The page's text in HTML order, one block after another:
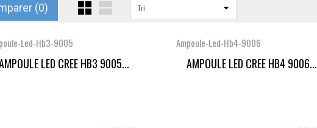
(0) Tri
Led-Hb3-9005
LED CREE HB3 9005...
Ampoule-Led-Hb4-9006
AMPOULE LED CREE HB4 9006...